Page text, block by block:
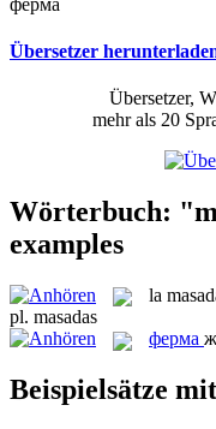
Übersetzer
Übersetzer,
mehr als 20
Wörterbuch:
examples
la
pl. masadas
ферма
Beispielsätze